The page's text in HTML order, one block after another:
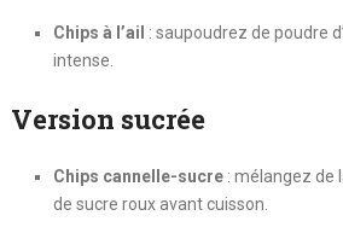
Chips à l’ail : saupoudrez de poudre
intense.
Version sucrée
Chips cannelle-sucre: mélangez de
de sucre roux avant cuisson.